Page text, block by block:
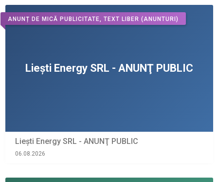
ANUNȚ DE MICĂ PUBLICITATE, TEXT LIBER (ANUNTURI)
Liești Energy SRL - ANUNŢ PUBLIC
06.08.2026